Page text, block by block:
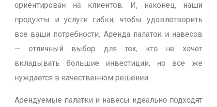
ориентирован на клиентов. И, наконец, наши
продукты и услуги гибки, чтобы удовлетворить
все ваши потребности. Аренда палаток и навесов
— отличный выбор для тех, кто не хочет
вкладывать большие инвестиции, но все же
нуждается в качественном решении.
Арендуемые палатки и навесы идеально подходят